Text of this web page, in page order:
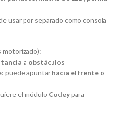
usar por separado como consola
motorizado):
a obstáculos
: puede apuntar hacia el frente o
el módulo Codeypara